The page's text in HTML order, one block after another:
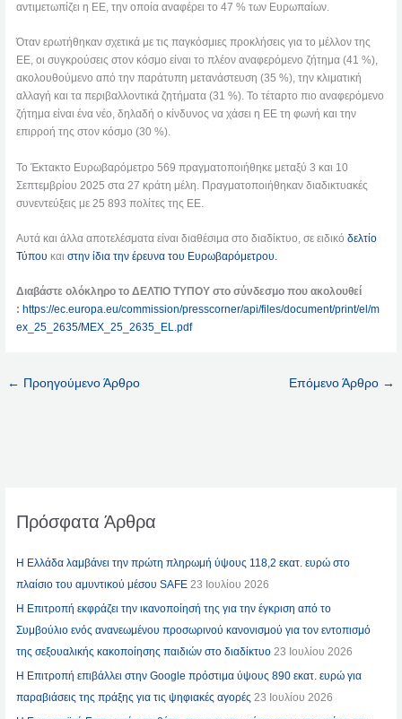
αντιμετωπίζει η ΕΕ, την οποία αναφέρει το 47 % των Ευρωπαίων.
Όταν ερωτήθηκαν σχετικά με τις παγκόσμιες προκλήσεις για το μέλλον της
ΕΕ, οι συγκρούσεις στον κόσμο είναι το πλέον αναφερόμενο ζήτημα (41 %),
ακολουθούμενο από την παράτυπη μετανάστευση (35 %), την κλιματική
αλλαγή και τα περιβαλλοντικά ζητήματα (31 %). Το τέταρτο πιο αναφερόμενο
ζήτημα είναι ένα νέο, δηλαδή ο κίνδυνος να χάσει η ΕΕ τη φωνή και την
επιρροή της στον κόσμο (30 %).
Το Έκτακτο Ευρωβαρόμετρο 569 πραγματοποιήθηκε μεταξύ 3 και 10
Σεπτεμβρίου 2025 στα 27 κράτη μέλη. Πραγματοποιήθηκαν διαδικτυακές
συνεντεύξεις με 25 893 πολίτες της ΕΕ.
Αυτά και άλλα αποτελέσματα είναι διαθέσιμα στο διαδίκτυο, σε ειδικόδελτίο
Τύπου καιστην ίδια την έρευνα του Ευρωβαρόμετρου.
Διαβάστε ολόκληρο το ΔΕΛΤΙΟ ΤΥΠΟΥ στο σύνδεσμο που ακολουθεί
: https://ec.europa.eu/commission/presscorner/api/files/document/print/el/m
ex_25_2635/MEX_25_2635_EL.pdf
← Προηγούμενο Άρθρο Επόμενο Άρθρο →
Πρόσφατα Άρθρα
Η Ελλάδα λαμβάνει την πρώτη πληρωμή ύψους 118,2 εκατ. ευρώ στο
πλαίσιο του αμυντικού μέσου SAFE 23 Ιουλίου 2026
Η Επιτροπή εκφράζει την ικανοποίησή της για την έγκριση από το
Συμβούλιο ενός ανανεωμένου προσωρινού κανονισμού για τον εντοπισμό
της σεξουαλικής κακοποίησης παιδιών στο διαδίκτυο 23 Ιουλίου 2026
Η Επιτροπή επιβάλλει στην Google πρόστιμα ύψους 890 εκατ. ευρώ για
παραβιάσεις της πράξης για τις ψηφιακές αγορές 23 Ιουλίου 2026